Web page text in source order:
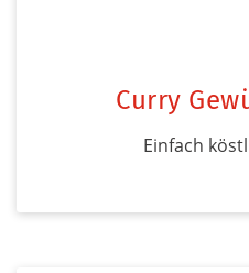
Curry
Einfach